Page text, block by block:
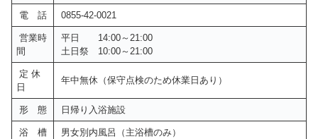
電 話 0855-42-0021
営業時
間
平日 14:00～21:00
土日祭 10:00～21:00
定 休
日
年中無休（保守点検のため休業日あり）
形 態 日帰り入浴施設
浴 槽 男女別内風呂（主浴槽のみ）